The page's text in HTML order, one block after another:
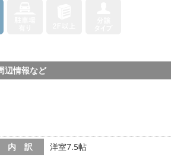
辺情報など
内 訳
洋室7.5帖